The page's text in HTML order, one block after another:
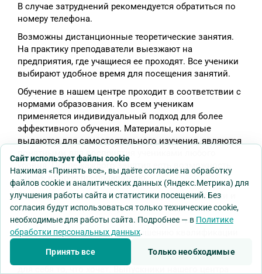
В случае затруднений рекомендуется обратиться по
номеру телефона.
Возможны дистанционные теоретические занятия.
На практику преподаватели выезжают на
предприятия, где учащиеся ее проходят. Все ученики
выбирают удобное время для посещения занятий.
Обучение в нашем центре проходит в соответствии с
нормами образования. Ко всем ученикам
применяется индивидуальный подход для более
эффективного обучения. Материалы, которые
выдаются для самостоятельного изучения, являются
понятными для восприятия учениками любого
уровня. После каждого занятия есть возможность
задать вопрос преподавателю.
В нашей компании постоянно ведутся разработки и
доработки программ обучения. С каждым годом в
списках нашего центра можно встретить больше
различных программ по повышению квалификации
или профессиональной переподготовки.
Направлений много, поэтому каждый сможет найти
Сайт использует файлы cookie
Нажимая «Принять все», вы даёте согласие на обработку
файлов cookie и аналитических данных (Яндекс.Метрика) для
улучшения работы сайта и статистики посещений. Без
согласия будут использоваться только технические cookie,
необходимые для работы сайта. Подробнее — в Политике
обработки персональных данных.
Принять все Только необходимые